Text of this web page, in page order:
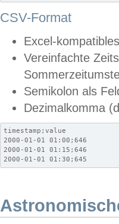
CSV-Format
Excel-
Vereinfachte
Semikolon als
Dezimalkomma
timestamp;value
2000-01-01 01:00;646
2000-01-01 01:15;646
2000-01-01 01:30;645